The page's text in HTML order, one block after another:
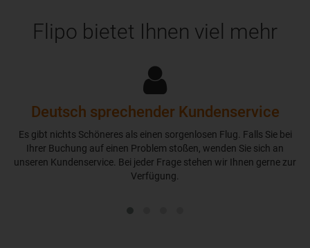
Flipo bietet Ihnen viel mehr
Deutsch sprechender Kundenservice
Es gibt nichts Schöneres als einen sorgenlosen Flug. Falls Sie bei
Ihrer Buchung auf einen Problem stoßen, wenden Sie sich an
unseren Kundenservice. Bei jeder Frage stehen wir Ihnen gerne zur
Verfügung.